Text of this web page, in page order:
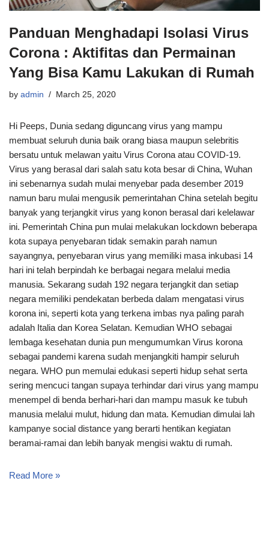
Panduan Menghadapi Isolasi Virus
Corona : Aktifitas dan Permainan
Yang Bisa Kamu Lakukan di Rumah
by admin March 25, 2020
Hi Peeps, Dunia sedang diguncang virus yang mampu
membuat seluruh dunia baik orang biasa maupun selebritis
bersatu untuk melawan yaitu Virus Corona atau COVID-19.
Virus yang berasal dari salah satu kota besar di China, Wuhan
ini sebenarnya sudah mulai menyebar pada desember 2019
namun baru mulai mengusik pemerintahan China setelah begitu
banyak yang terjangkit virus yang konon berasal dari kelelawar
ini. Pemerintah China pun mulai melakukan lockdown beberapa
kota supaya penyebaran tidak semakin parah namun
sayangnya, penyebaran virus yang memiliki masa inkubasi 14
hari ini telah berpindah ke berbagai negara melalui media
manusia. Sekarang sudah 192 negara terjangkit dan setiap
negara memiliki pendekatan berbeda dalam mengatasi virus
korona ini, seperti kota yang terkena imbas nya paling parah
adalah Italia dan Korea Selatan. Kemudian WHO sebagai
lembaga kesehatan dunia pun mengumumkan Virus korona
sebagai pandemi karena sudah menjangkiti hampir seluruh
negara. WHO pun memulai edukasi seperti hidup sehat serta
sering mencuci tangan supaya terhindar dari virus yang mampu
menempel di benda berhari-hari dan mampu masuk ke tubuh
manusia melalui mulut, hidung dan mata. Kemudian dimulai lah
kampanye social distance yang berarti hentikan kegiatan
beramai-ramai dan lebih banyak mengisi waktu di rumah.
Read More »